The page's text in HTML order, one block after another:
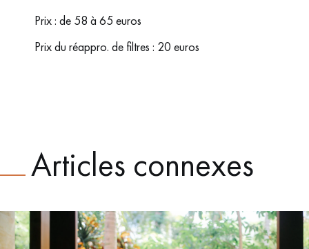
Prix : de 58 à 65 euros
Prix du réappro. de filtres : 20 euros
Articles connexes